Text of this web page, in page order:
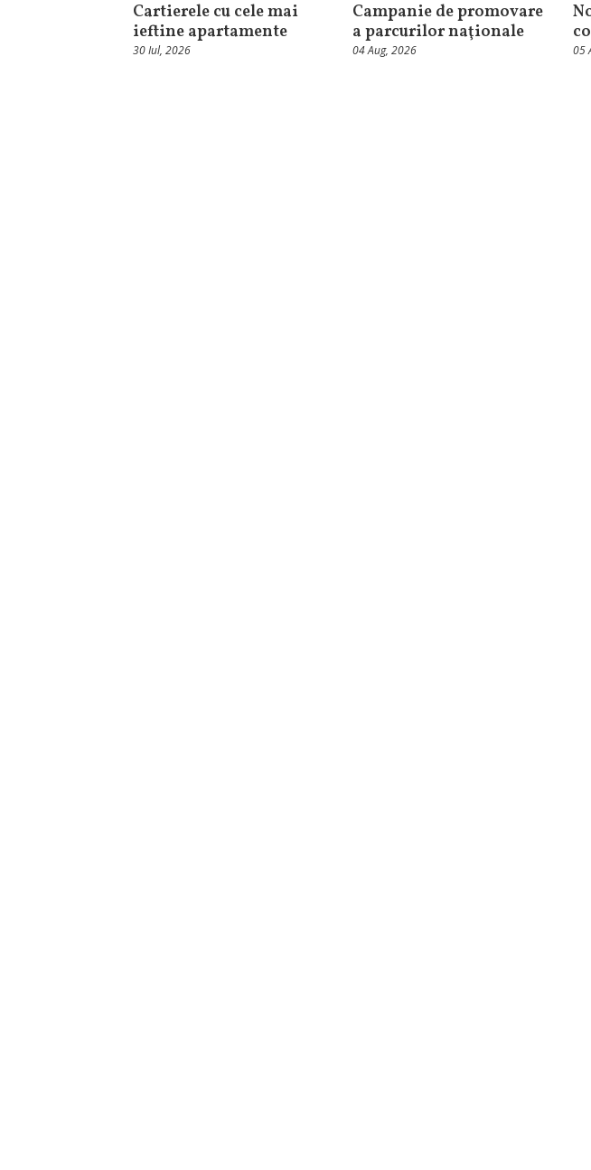
Cartierele cu cele mai
ieftine apartamente
30 Iul, 2026
Campanie de promovare
a parcurilor naţionale
04 Aug, 2026 05